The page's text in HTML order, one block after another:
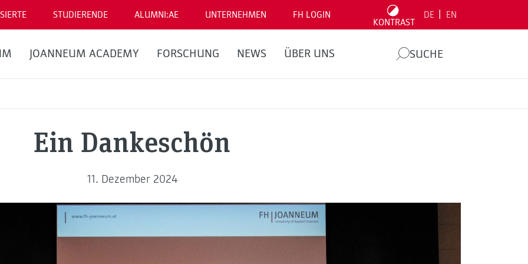
STUDIERENDE ALUMNI:AE UNTERNEHMEN FH LOGIN
KONTRAST
DE EN
JOANNEUM ACADEMY FORSCHUNG NEWS ÜBER UNS SUCHE
Ein Dankeschön
11. Dezember 2024